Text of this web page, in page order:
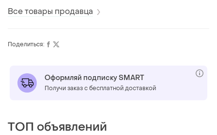
Все товары продавца
Поделиться:
Оформляй подписку SMART
Получи заказ с бесплатной доставкой
ТОП объявлений